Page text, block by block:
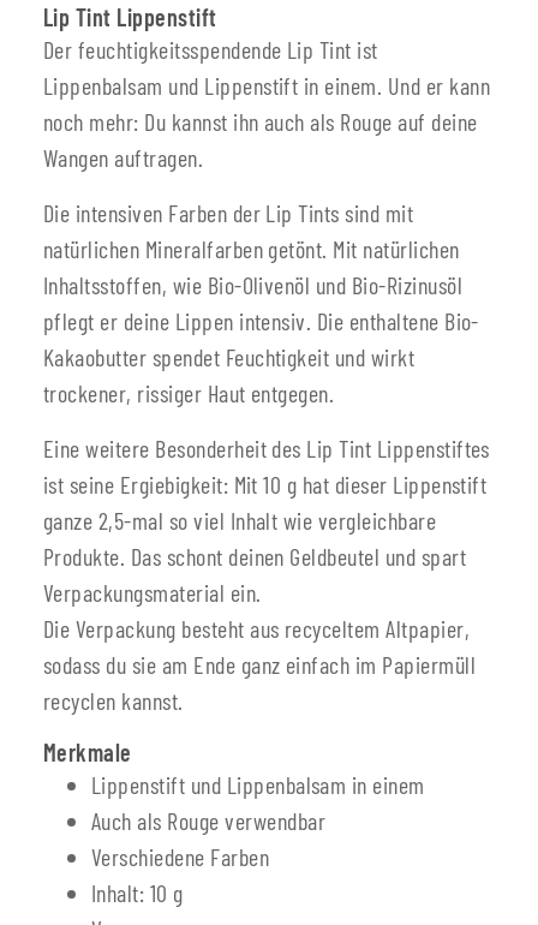
Lip Tint Lippenstift
Der feuchtigkeitsspendende Lip Tint ist
Lippenbalsam und Lippenstift in einem. Und er kann
noch mehr: Du kannst ihn auch als Rouge auf deine
Wangen auftragen.
Die intensiven Farben der Lip Tints sind mit
natürlichen Mineralfarben getönt. Mit natürlichen
Inhaltsstoffen, wie Bio-Olivenöl und Bio-Rizinusöl
pflegt er deine Lippen intensiv. Die enthaltene Bio-
Kakaobutter spendet Feuchtigkeit und wirkt
trockener, rissiger Haut entgegen.
Eine weitere Besonderheit des Lip Tint Lippenstiftes
ist seine Ergiebigkeit: Mit 10 g hat dieser Lippenstift
ganze 2,5-mal so viel Inhalt wie vergleichbare
Produkte. Das schont deinen Geldbeutel und spart
Verpackungsmaterial ein.
Die Verpackung besteht aus recyceltem Altpapier,
sodass du sie am Ende ganz einfach im Papiermüll
recyclen kannst.
Merkmale
Lippenstift und Lippenbalsam in einem
Auch als Rouge verwendbar
Verschiedene Farben
Inhalt: 10 g